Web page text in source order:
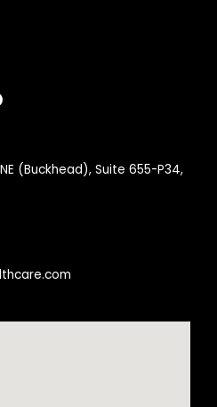
(Buckhead), Suite 655-P34,